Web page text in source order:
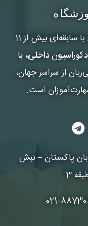
با سابقه‌ای بیش از 11
داخلی، با
از سراسر جهان،
است.
پاکستان – نبش